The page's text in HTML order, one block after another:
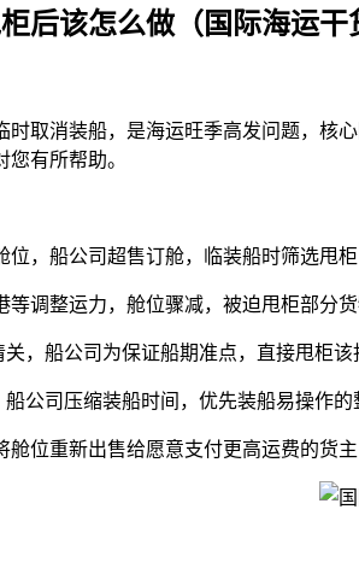
后该怎么做（国际海运干
消装船，是海运旺季高发问题，核
有所帮助。
船公司超售订舱，临装船时筛选甩柜
整运力，舱位骤减，被迫甩柜部分货
船公司为保证船期准点，直接甩柜该
司压缩装船时间，优先装船易操作的
重新出售给愿意支付更高运费的货主